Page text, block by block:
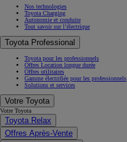
Nos technologies
Toyota Charging
Autonomie et conduite
Tout savoir sur l’électrique
Toyota Professional
Toyota pour les professionnels
Offres Location longue durée
Offres utilitaires
Gamme électrifiée pour les professionnels
Solutions et services
Votre Toyota
Votre Toyota
Toyota Relax
Offres Après-Vente